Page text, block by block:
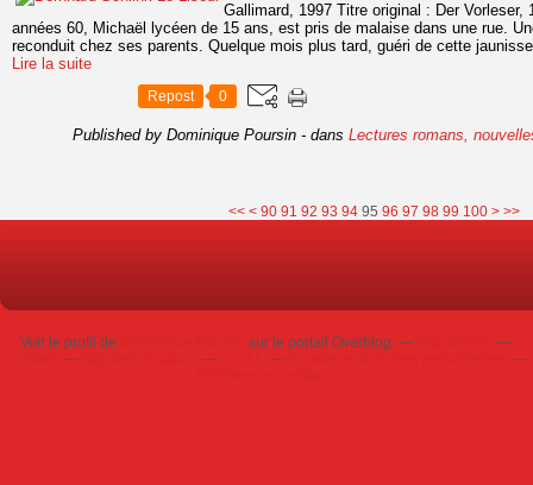
Gallimard, 1997 Titre original : Der Vorleser,
années 60, Michaël lycéen de 15 ans, est pris de malaise dans une rue.
reconduit chez ses parents. Quelque mois plus tard, guéri de cette
Lire la suite
Repost 0
Published by Dominique Poursin - dans Lectures romans,
<< < 10
20
30
40
50
60
70
80
90 91 92 93 94 95 96 97 98 99 100 > >>
Voir le profil de sur le portail Overblog